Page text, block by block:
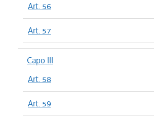
Art. 56
Art. 57
Capo III
Art. 58
Art. 59